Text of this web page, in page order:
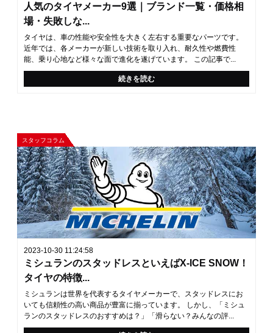
人気のタイヤメーカー9選｜ブランド一覧・価格相
場・失敗しな...
タイヤは、車の性能や安全性を大きく左右する重要なパーツです。
近年では、各メーカーが新しい技術を取り入れ、耐久性や燃費性
能、乗り心地など様々な面で進化を遂げています。 この記事で...
続きを読む
スタッフコラム
2023-10-30 11:24:58
ミシュランのスタッドレスといえばX-ICE SNOW！
タイヤの特徴...
ミシュランは世界を代表するタイヤメーカーで、スタッドレスにお
いても信頼性の高い商品が豊富に揃っています。 しかし、「ミシュ
ランのスタッドレスのおすすめは？」「滑らない？みんなの評...